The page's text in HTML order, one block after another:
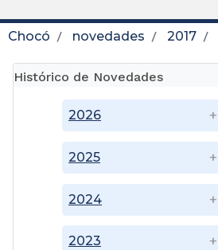
Chocó novedades 2017
Histórico de Novedades
2023
2024
2025
2026